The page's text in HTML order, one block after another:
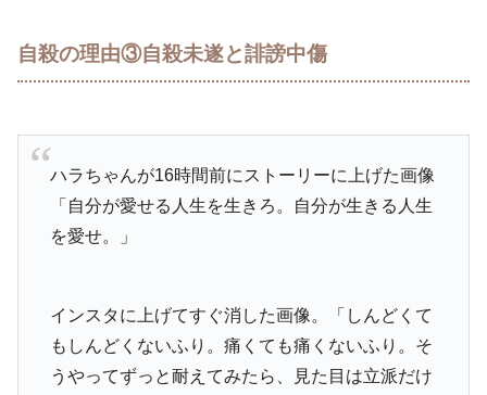
自殺の理由③自殺未遂と誹謗中傷
ハラちゃんが16時間前にストーリーに上げた画像
「自分が愛せる人生を生きろ。自分が生きる人生
を愛せ。」
インスタに上げてすぐ消した画像。「しんどくて
もしんどくないふり。痛くても痛くないふり。そ
うやってずっと耐えてみたら、見た目は立派だけ